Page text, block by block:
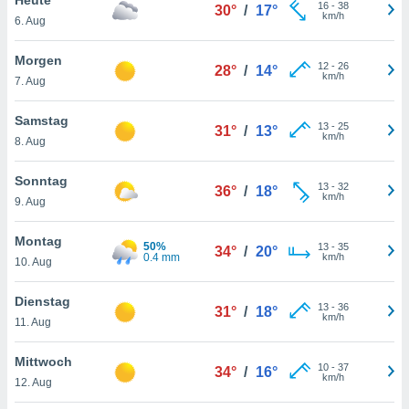
oder
Partner
es uns
das
der
Profil zu
Ihnen
finden
. Sie
jederzeit
Rand
6. Aug
30° / 17° 16- 38
km/h
Morgen
7. Aug
28° / 14° 12- 26
km/h
Samstag
8. Aug
31° / 13° 13- 25
km/h
Sonntag
9. Aug
36° / 18° 13- 32
km/h
Montag
10. Aug
50%
0.4 mm
34° / 20° 13- 35
km/h
Dienstag
11. Aug
31° / 18° 13- 36
km/h
Mittwoch
12. Aug
34° / 16° 10- 37
km/h